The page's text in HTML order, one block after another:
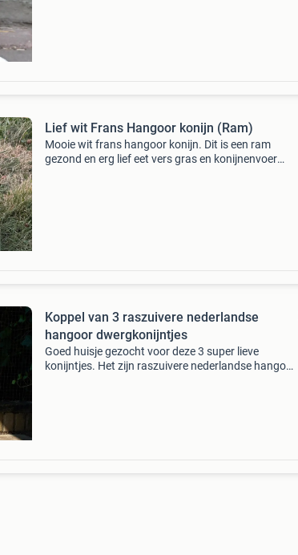
Lief wit Frans Hangoor konijn (Ram)
Mooie wit frans hangoor konijn. Dit is een ram
gezond en erg lief eet vers gras en konijnenvoer
Koppel van 3 raszuivere nederlandse
hangoor dwergkonijntjes
Goed huisje gezocht voor deze 3 super lieve
konijntjes. Het zijn raszuivere nederlandse hangoor